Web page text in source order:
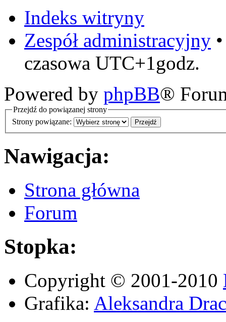
Indeks witryny
Zespół administracyjny
czasowa UTC+1godz.
Powered by phpBB®
Przejdź do powiązanej strony
Strony powiązane:
Nawigacja:
Strona główna
Forum
Stopka:
Copyright © 2001-2010
Grafika: Aleksandra